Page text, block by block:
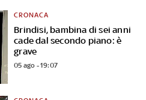
Brindisi, bambina di sei anni
cade dal secondo piano: è
grave
CRONACA
05 ago - 19:07